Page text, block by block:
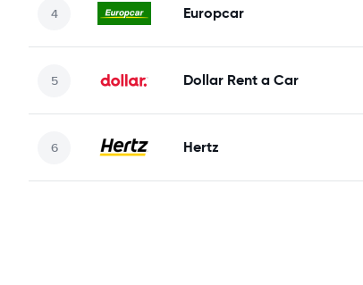
Europcar
Dollar Rent a Car
Hertz